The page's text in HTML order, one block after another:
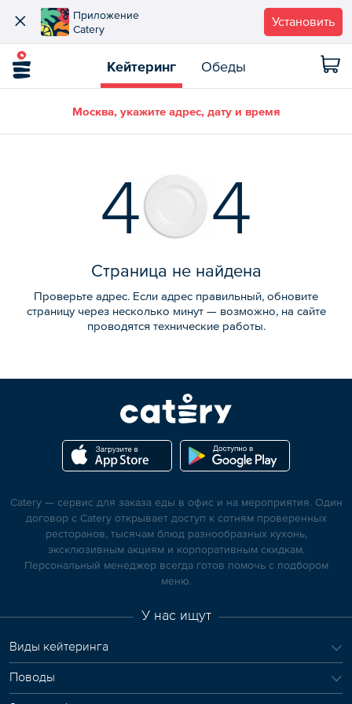
Приложение
Catery
Установить
Кейтеринг Обеды
Москва, укажите адрес, дату и время
4 4
Страница не найдена
Проверьте адрес. Если адрес правильный, обновите
страницу через несколько минут — возможно, на сайте
проводятся технические работы.
Catery — сервис для заказа еды в офис и на мероприятия. Один
договор с Catery открывает доступ к сотням проверенных
ресторанов, тысячам блюд разнообразных кухонь,
эксклюзивным акциям и корпоративным скидкам.
Персональный менеджер всегда готов помочь с подбором
меню.
У нас ищут
Виды кейтеринга
Поводы